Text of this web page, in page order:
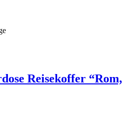
Reisekoffer “Rom,